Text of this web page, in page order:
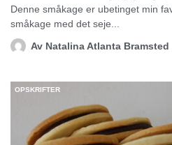
Denne småkage er ubetinget min
småkage med det seje...
Av Natalina Atlanta Bramsted
OPSKRIFTER